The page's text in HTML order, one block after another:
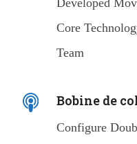
Core
Team
Bobine de
Configure